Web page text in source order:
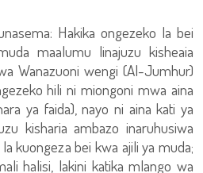
Hakika ongezeko la bei
maalumu linajuzu kisheaia
Wanazuoni wengi (Al-Jumhur)
hili ni miongoni mwa aina
ya faida), nayo ni aina kati ya
kisharia ambazo inaruhusiwa
kuongeza bei kwa ajili ya muda;
halisi, lakini katika mlango wa